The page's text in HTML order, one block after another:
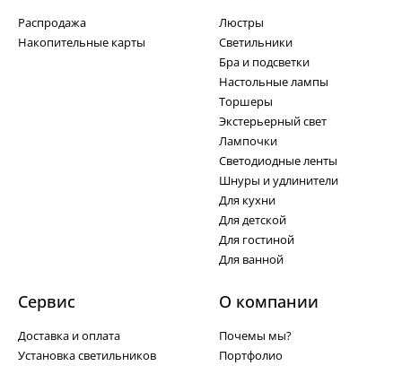
Распродажа
Накопительные карты
Люстры
Светильники
Бра и подсветки
Настольные лампы
Торшеры
Экстерьерный свет
Лампочки
Светодиодные ленты
Шнуры и удлинители
Для кухни
Для детской
Для гостиной
Для ванной
Сервис
Доставка и оплата
Установка светильников
О компании
Почемы мы?
Портфолио